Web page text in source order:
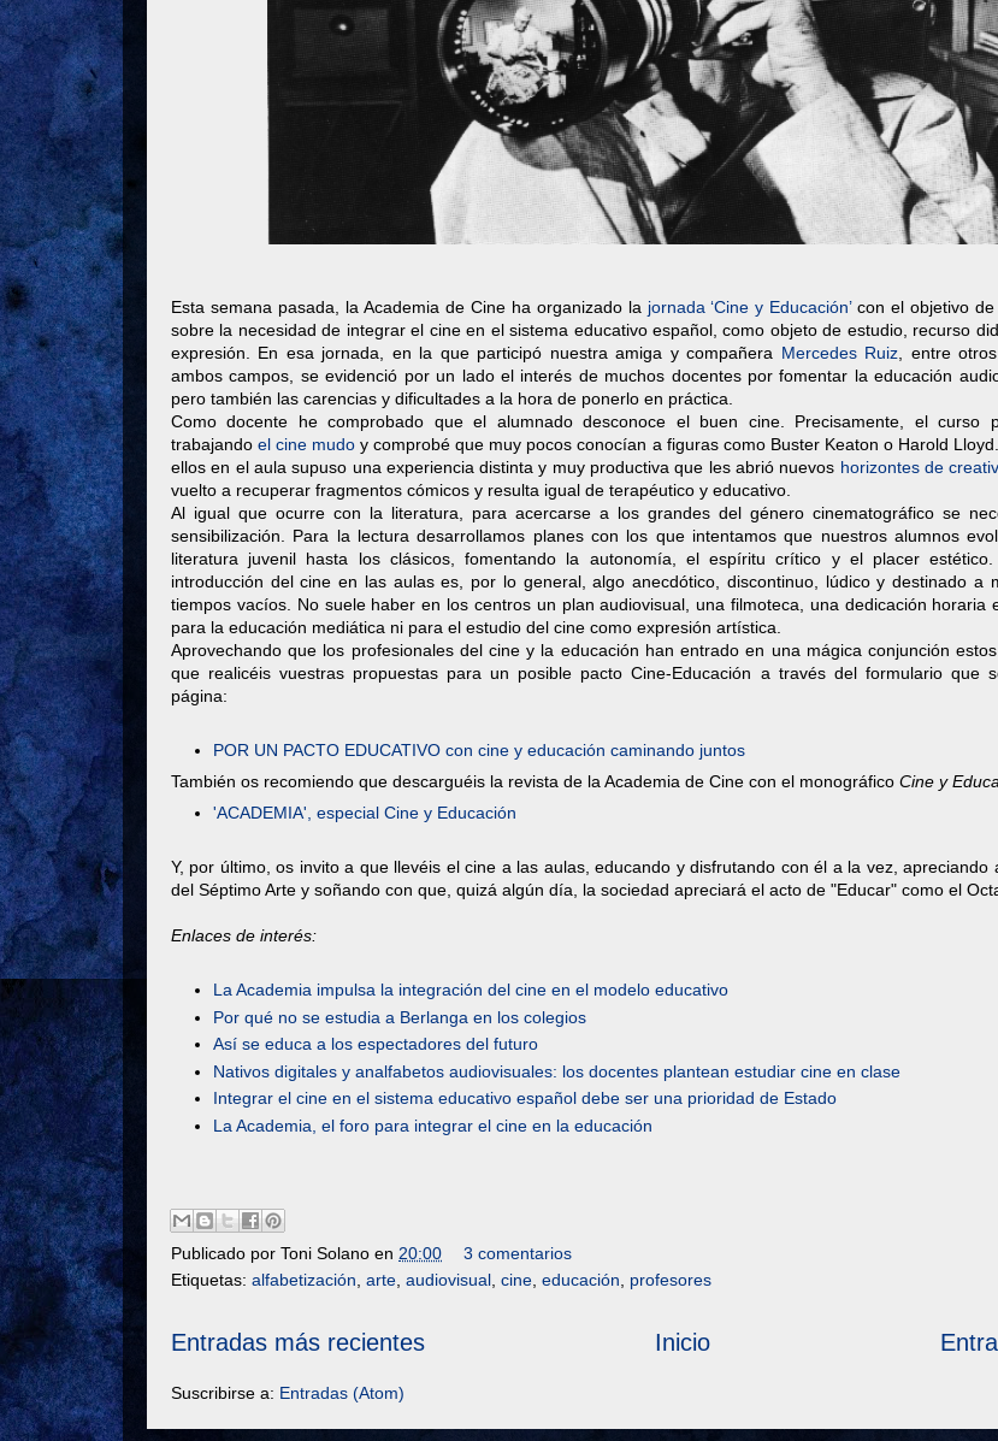
Esta semana pasada, la Academia de Cine ha organizado la jornada ‘Cine y Educación’con el objetivo de
sobre la necesidad de integrar el cine en el sistema educativo español, como objeto de estudio, recurso
expresión. En esa jornada, en la que participó nuestra amiga y compañera Mercedes Ruiz , entre
ambos campos, se evidenció por un lado el interés de muchos docentes por fomentar la educación
pero también las carencias y dificultades a la hora de ponerlo en práctica.
Como docente he comprobado que el alumnado desconoce el buen cine. Precisamente, el curso
trabajandoel cine mudo y comprobé que muy pocos conocían a figuras como Buster Keaton o Harold
ellos en el aula supuso una experiencia distinta y muy productiva que les abrió nuevos horizontes de
vuelto a recuperar fragmentos cómicos y resulta igual de terapéutico y educativo.
Al igual que ocurre con la literatura, para acercarse a los grandes del género cinematográfico se
sensibilización. Para la lectura desarrollamos planes con los que intentamos que nuestros alumnos
literatura juvenil hasta los clásicos, fomentando la autonomía, el espíritu crítico y el placer
introducción del cine en las aulas es, por lo general, algo anecdótico, discontinuo, lúdico y destinado a
tiempos vacíos. No suele haber en los centros un plan audiovisual, una filmoteca, una dedicación horaria
para la educación mediática ni para el estudio del cine como expresión artística.
Aprovechando que los profesionales del cine y la educación han entrado en una mágica conjunción
que realicéis vuestras propuestas para un posible pacto Cine-Educación a través del formulario que
página:
POR UN PACTO EDUCATIVO con cine y educación caminando juntos
También os recomiendo que descarguéis la revista de la Academia de Cine con el monográfico Cine y
'ACADEMIA', especial Cine y Educación
Y, por último, os invito a que llevéis el cine a las aulas, educando y disfrutando con él a la vez, apreciando
del Séptimo Arte y soñando con que, quizá algún día, la sociedad apreciará el acto de "Educar" como el
Enlaces de interés:
La Academia impulsa la integración del cine en el modelo educativo
Por qué no se estudia a Berlanga en los colegios
Así se educa a los espectadores del futuro
Nativos digitales y analfabetos audiovisuales: los docentes plantean estudiar cine en clase
Integrar el cine en el sistema educativo español debe ser una prioridad de Estado
La Academia, el foro para integrar el cine en la educación
Publicado por Toni Solano en 20:00
3 comentarios
Etiquetas: alfabetización arte audiovisual cine educación profesores
Entradas más recientes Inicio
Suscribirse a: Entradas (Atom)